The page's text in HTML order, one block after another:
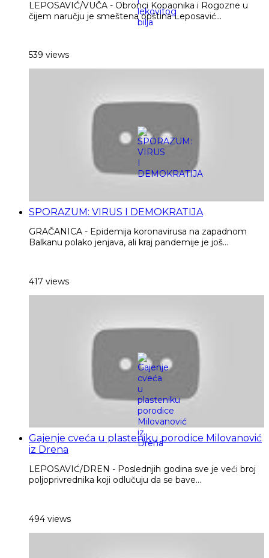
LEPOSAVIĆ/VUČA - Obronci Kopaonika i Rogozne u
čijem naručju je smeštena opština Leposavić...
539 views
SPORAZUM: VIRUS I DEMOKRATIJA
GRAČANICA - Epidemija koronavirusa na zapadnom
Balkanu polako jenjava, ali kraj pandemije je još...
417 views
Gajenje cveća u plasteniku porodice Milovanović
iz Drena
LEPOSAVIĆ/DREN - Poslednjih godina sve je veći broj
poljoprivrednika koji odlučuju da se bave...
494 views